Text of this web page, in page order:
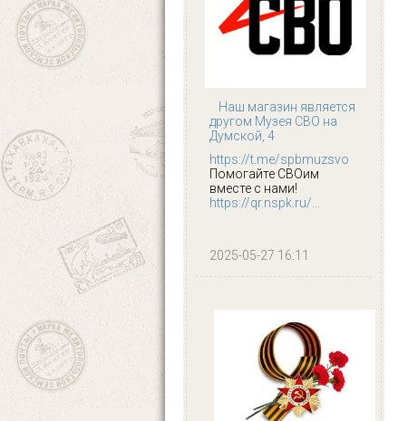
Наш магазин является
другом Музея СВО на
Думской, 4
https://t.me/spbmuzsvo
Помогайте СВОим
вместе с нами!
https://qr.nspk.ru/...
2025-05-27 16:11